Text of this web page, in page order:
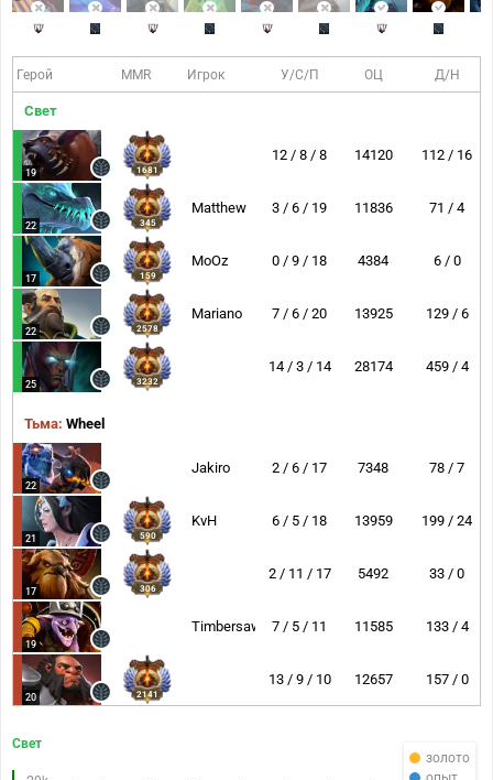
Герой MMR Игрок У/С/П ОЦ Д/Н
Свет
19 1681
12 / 8 / 8 14120 112 / 16
22 345
Matthew 3 / 6 / 19 11836 71 / 4
17 159
MoOz 0 / 9 / 18 4384 6 / 0
22 2578
Mariano 7 / 6 / 20 13925 129 / 6
25 3232
14 / 3 / 14 28174 459 / 4
Тьма: Wheel
22
Jakiro 2 / 6 / 17 7348 78 / 7
21 590
KvH 6 / 5 / 18 13959 199 / 24
17 306
2 / 11 / 17 5492 33 / 0
19
Timbersaw 7 / 5 / 11 11585 133 / 4
20 2141
13 / 9 / 10 12657 157 / 0
золото
Свет